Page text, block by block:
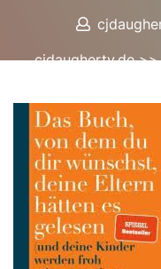
cjdaugherty.de